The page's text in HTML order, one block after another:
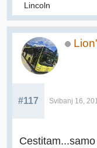
Lincoln
#117 Svibanj 16,